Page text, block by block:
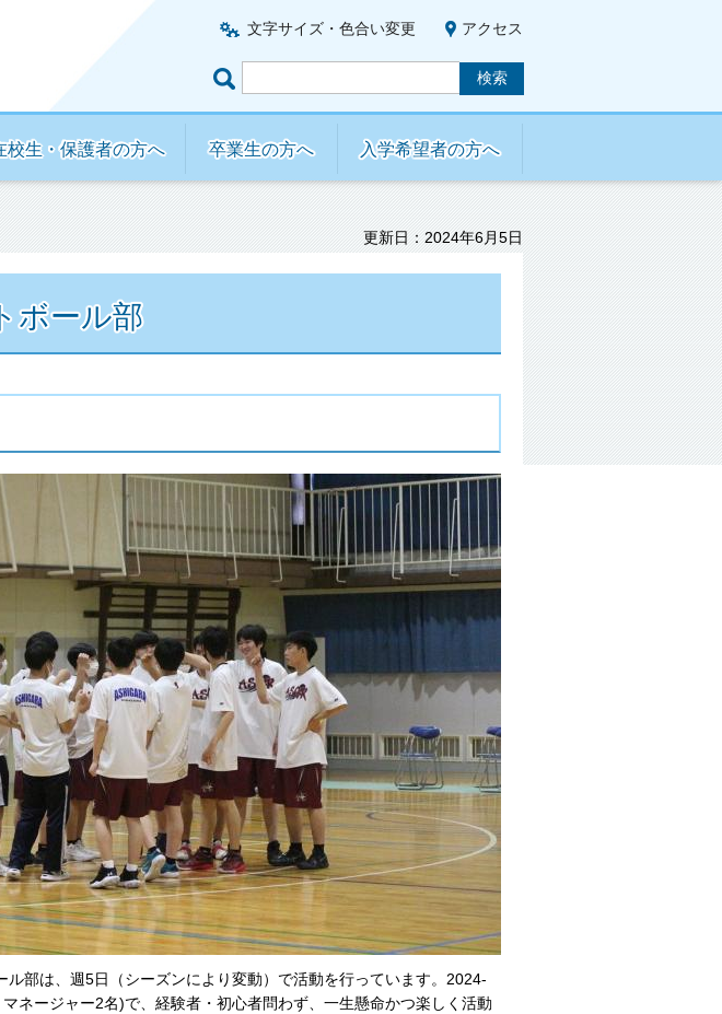
文字サイズ・色合い変更 アクセス
校生・保護者の方へ 卒業生の方へ 入学希望者の方へ
更新日：2024年6月5日
ボール部
ル部は、週5日（シーズンにより変動）で活動を行っています。2024-
ネージャー2名)で、経験者・初心者問わず、一生懸命かつ楽しく活動